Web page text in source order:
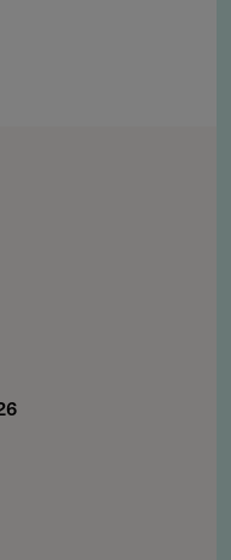
worden gedekt
of andere
voor de periode